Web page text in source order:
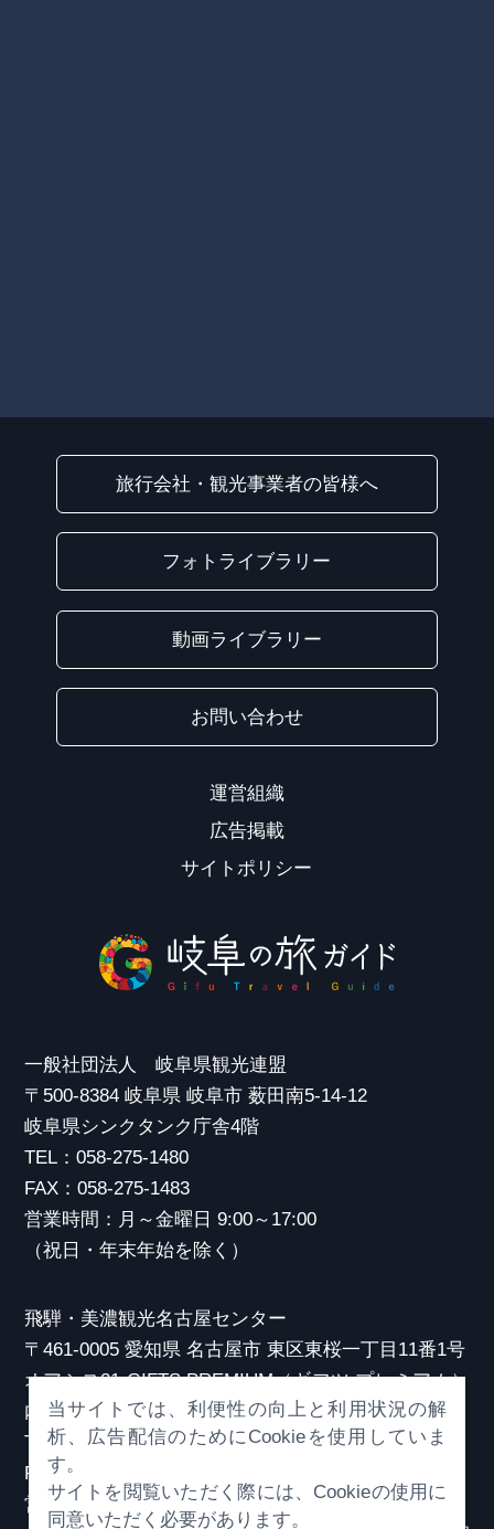
旅行会社・観光事業者の皆様へ
フォトライブラリー
動画ライブラリー
お問い合わせ
運営組織
広告掲載
サイトポリシー
一般社団法人 岐阜県観光連盟
〒500-8384 岐阜県 岐阜市 薮田南5-14-12
岐阜県シンクタンク庁舎4階
TEL：058-275-1480
FAX：058-275-1483
営業時間：月～金曜日 9:00～17:00
（祝日・年末年始を除く）
飛騨・美濃観光名古屋センター
〒461-0005 愛知県 名古屋市 東区東桜一丁目11番1号
オアシス21 GIFTS PREMIUM（ギフツ プレミアム）
内
TEL：052-253-6185
FAX：052-253-6186
営業時間：10:00～21:00
当サイトでは、利便性の向上と利用状況の解
析、広告配信のためにCookieを使用していま
す。
サイトを閲覧いただく際には、Cookieの使用に
同意いただく必要があります。